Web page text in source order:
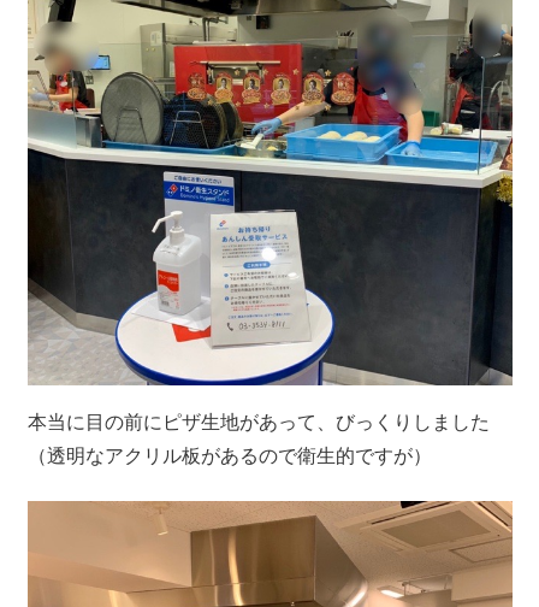
本当に目の前にピザ生地があって、びっくりしました
（透明なアクリル板があるので衛生的ですが）